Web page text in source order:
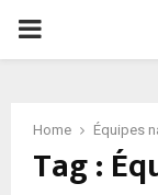
PRIMARY
Home Équipes
Tag :